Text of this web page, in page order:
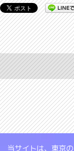
当サイトは、東京